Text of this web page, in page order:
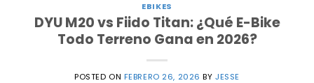
EBIKES
DYU M20 vs Fiido Titan: ¿Qué E-Bike
Todo Terreno Gana en 2026?
POSTED ON FEBRERO 26, 2026 BY JESSE